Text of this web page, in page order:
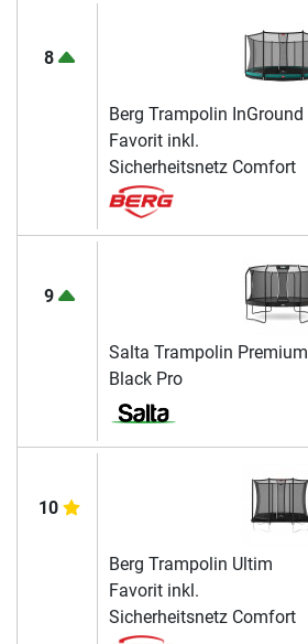
8
Berg Trampolin InGround
Favorit inkl.
Sicherheitsnetz Comfort
9
Salta Trampolin Premium
Black Pro
10
Berg Trampolin Ultim
Favorit inkl.
Sicherheitsnetz Comfort